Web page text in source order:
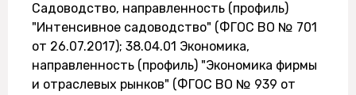
Садоводство, направленность (профиль)
"Интенсивное садоводство" (ФГОС ВО № 701
от 26.07.2017); 38.04.01 Экономика,
направленность (профиль) "Экономика фирмы
и отраслевых рынков" (ФГОС ВО № 939 от